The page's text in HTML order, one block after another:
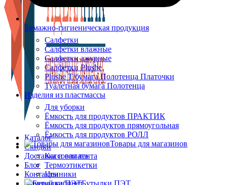
Каталог
Скидки
Доставка и оплата
Блог
Контакты
Личный кабинет
Бумажно-гигиеническая продукция
Салфетки
Салфетки влажные
Салфетки ажурные
Салфетки Plushe
Plushe Т/бумага Полотенца Платочки
Туалетная бумага Полотенца
Изделия из пластмассы
Для уборки
Ёмкость для продуктов ПРАКТИК
Ёмкость для продуктов прямоугольная
Ёмкость для продуктов РОЛЛ
Товары для магазинов
Кассовая лента
Термоэтикетки
Ценники
Бутылки ПЭТ